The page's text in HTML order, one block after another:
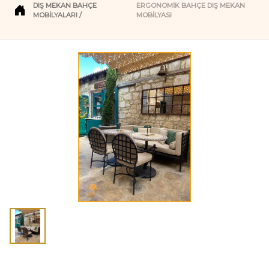
DIŞ MEKAN BAHÇE
MOBILYALARI
ERGONOMIK BAHÇE DIŞ MEKAN
MOBILYASI